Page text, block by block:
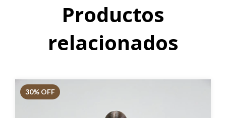
Productos
relacionados
30% OFF